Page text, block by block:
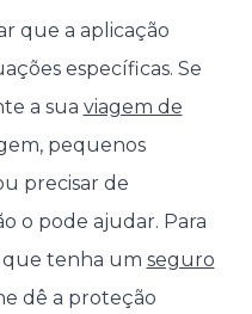
que a aplicação
específicas. Se
a sua viagem de
pequenos
precisar de
o pode ajudar. Para
que tenha um seguro
dê a proteção